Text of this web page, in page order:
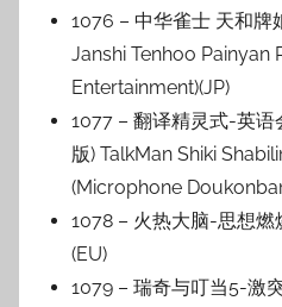
1076 – 中华雀士 天和牌
Janshi Tenhoo Painyan
Entertainment)(JP)
1077 – 翻译精灵式-英语
版) TalkMan Shiki
(Microphone
1078 – 火热大脑-思想
(EU)
1079 – 瑞奇与叮当5-激